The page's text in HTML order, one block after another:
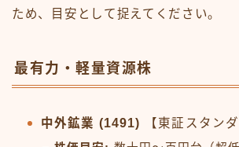
ため、目安として捉えてください。
最有力・軽量資源株
中外鉱業 (1491) 【東証スタンダ